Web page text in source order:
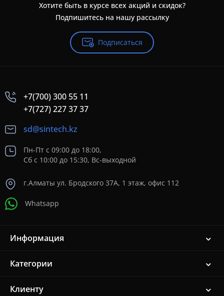
Хотите быть в курсе всех акций и скидок?
Подпишитесь на нашу рассылку
Подписаться
+7(700) 300 55 11
+7(727) 227 37 37
sd@sintech.kz
Пн-Пт с 09:00 до 18:00,
Сб с 10:00 до 15:30, Вс-выходной
г.Алматы ул. Бродского 37A, 1 этаж, офис 112
Whatsapp
Информация
Категории
Клиенту